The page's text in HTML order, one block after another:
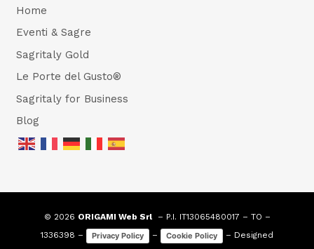
Home
Eventi & Sagre
Sagritaly Gold
Le Porte del Gusto®
Sagritaly for Business
Blog
© 2026 ORIGAMI Web Srl– P.I. IT13065480017 – TO –
1336398 –
Privacy Policy – Cookie Policy
– Designed